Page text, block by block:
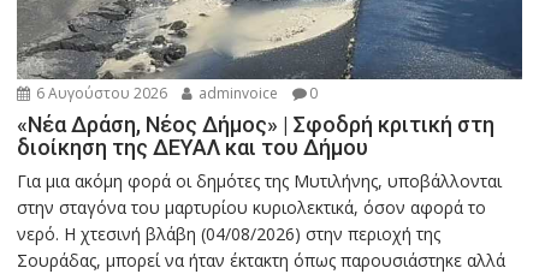
6 Αυγούστου 2026 adminvoice 0
«Νέα Δράση, Νέος Δήμος» | Σφοδρή κριτική στη
διοίκηση της ΔΕΥΑΛ και του Δήμου
Για μια ακόμη φορά οι δημότες της Μυτιλήνης, υποβάλλονται
στην σταγόνα του μαρτυρίου κυριολεκτικά, όσον αφορά το
νερό. Η χτεσινή βλάβη (04/08/2026) στην περιοχή της
Σουράδας, μπορεί να ήταν έκτακτη όπως παρουσιάστηκε αλλά